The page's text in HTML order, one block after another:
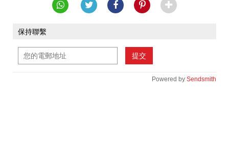
保持聯繫
提交
Powered by Sendsmith